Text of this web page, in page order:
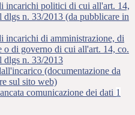
incarichi politici di cui all'art. 14,
dlgs n. 33/2013 (da pubblicare in
incarichi di amministrazione, di
o di governo di cui all'art. 14, co.
dlgs n. 33/2013
(documentazione da
sul sito web)
comunicazione dei dati 1